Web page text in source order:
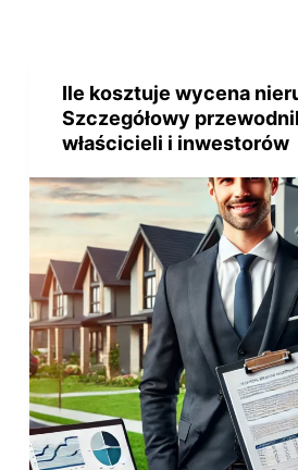
Ile kosztuje wycena
Szczegółowy
właścicieli i inwestorów